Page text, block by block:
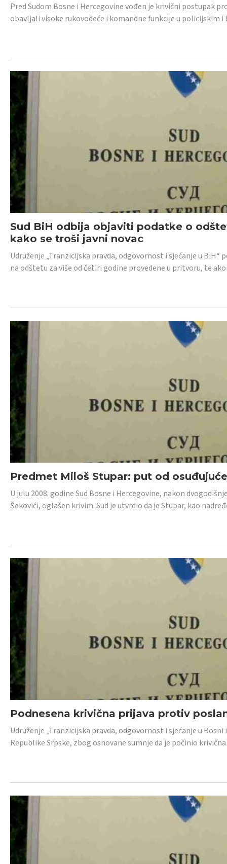
Pred Sudom Bosne i Hercegovine vođen je krivični postupak
obavljali visoke rukovodeće i komandne funkcije u policijskim
Sud BiH odbija objaviti podatke o
kako se troši javni novac
Udruženje „Tranzicijska pravda, odgovornost i sjećanje u
na odštetu za više od četiri godine provedene u pritvoru, te
Predmet Miloš Stupar: put od
U julu 2008. godine Sud Bosne i Hercegovine, nakon
Šekovići, oglašen krivim. Sud je utvrdio da je Stupar, kao
Podnesena krivična prijava protiv
Udruženje „Tranzicijska pravda, odgovornost i sjećanje u
Republike Srpske, zbog osnovane sumnje da je počinio